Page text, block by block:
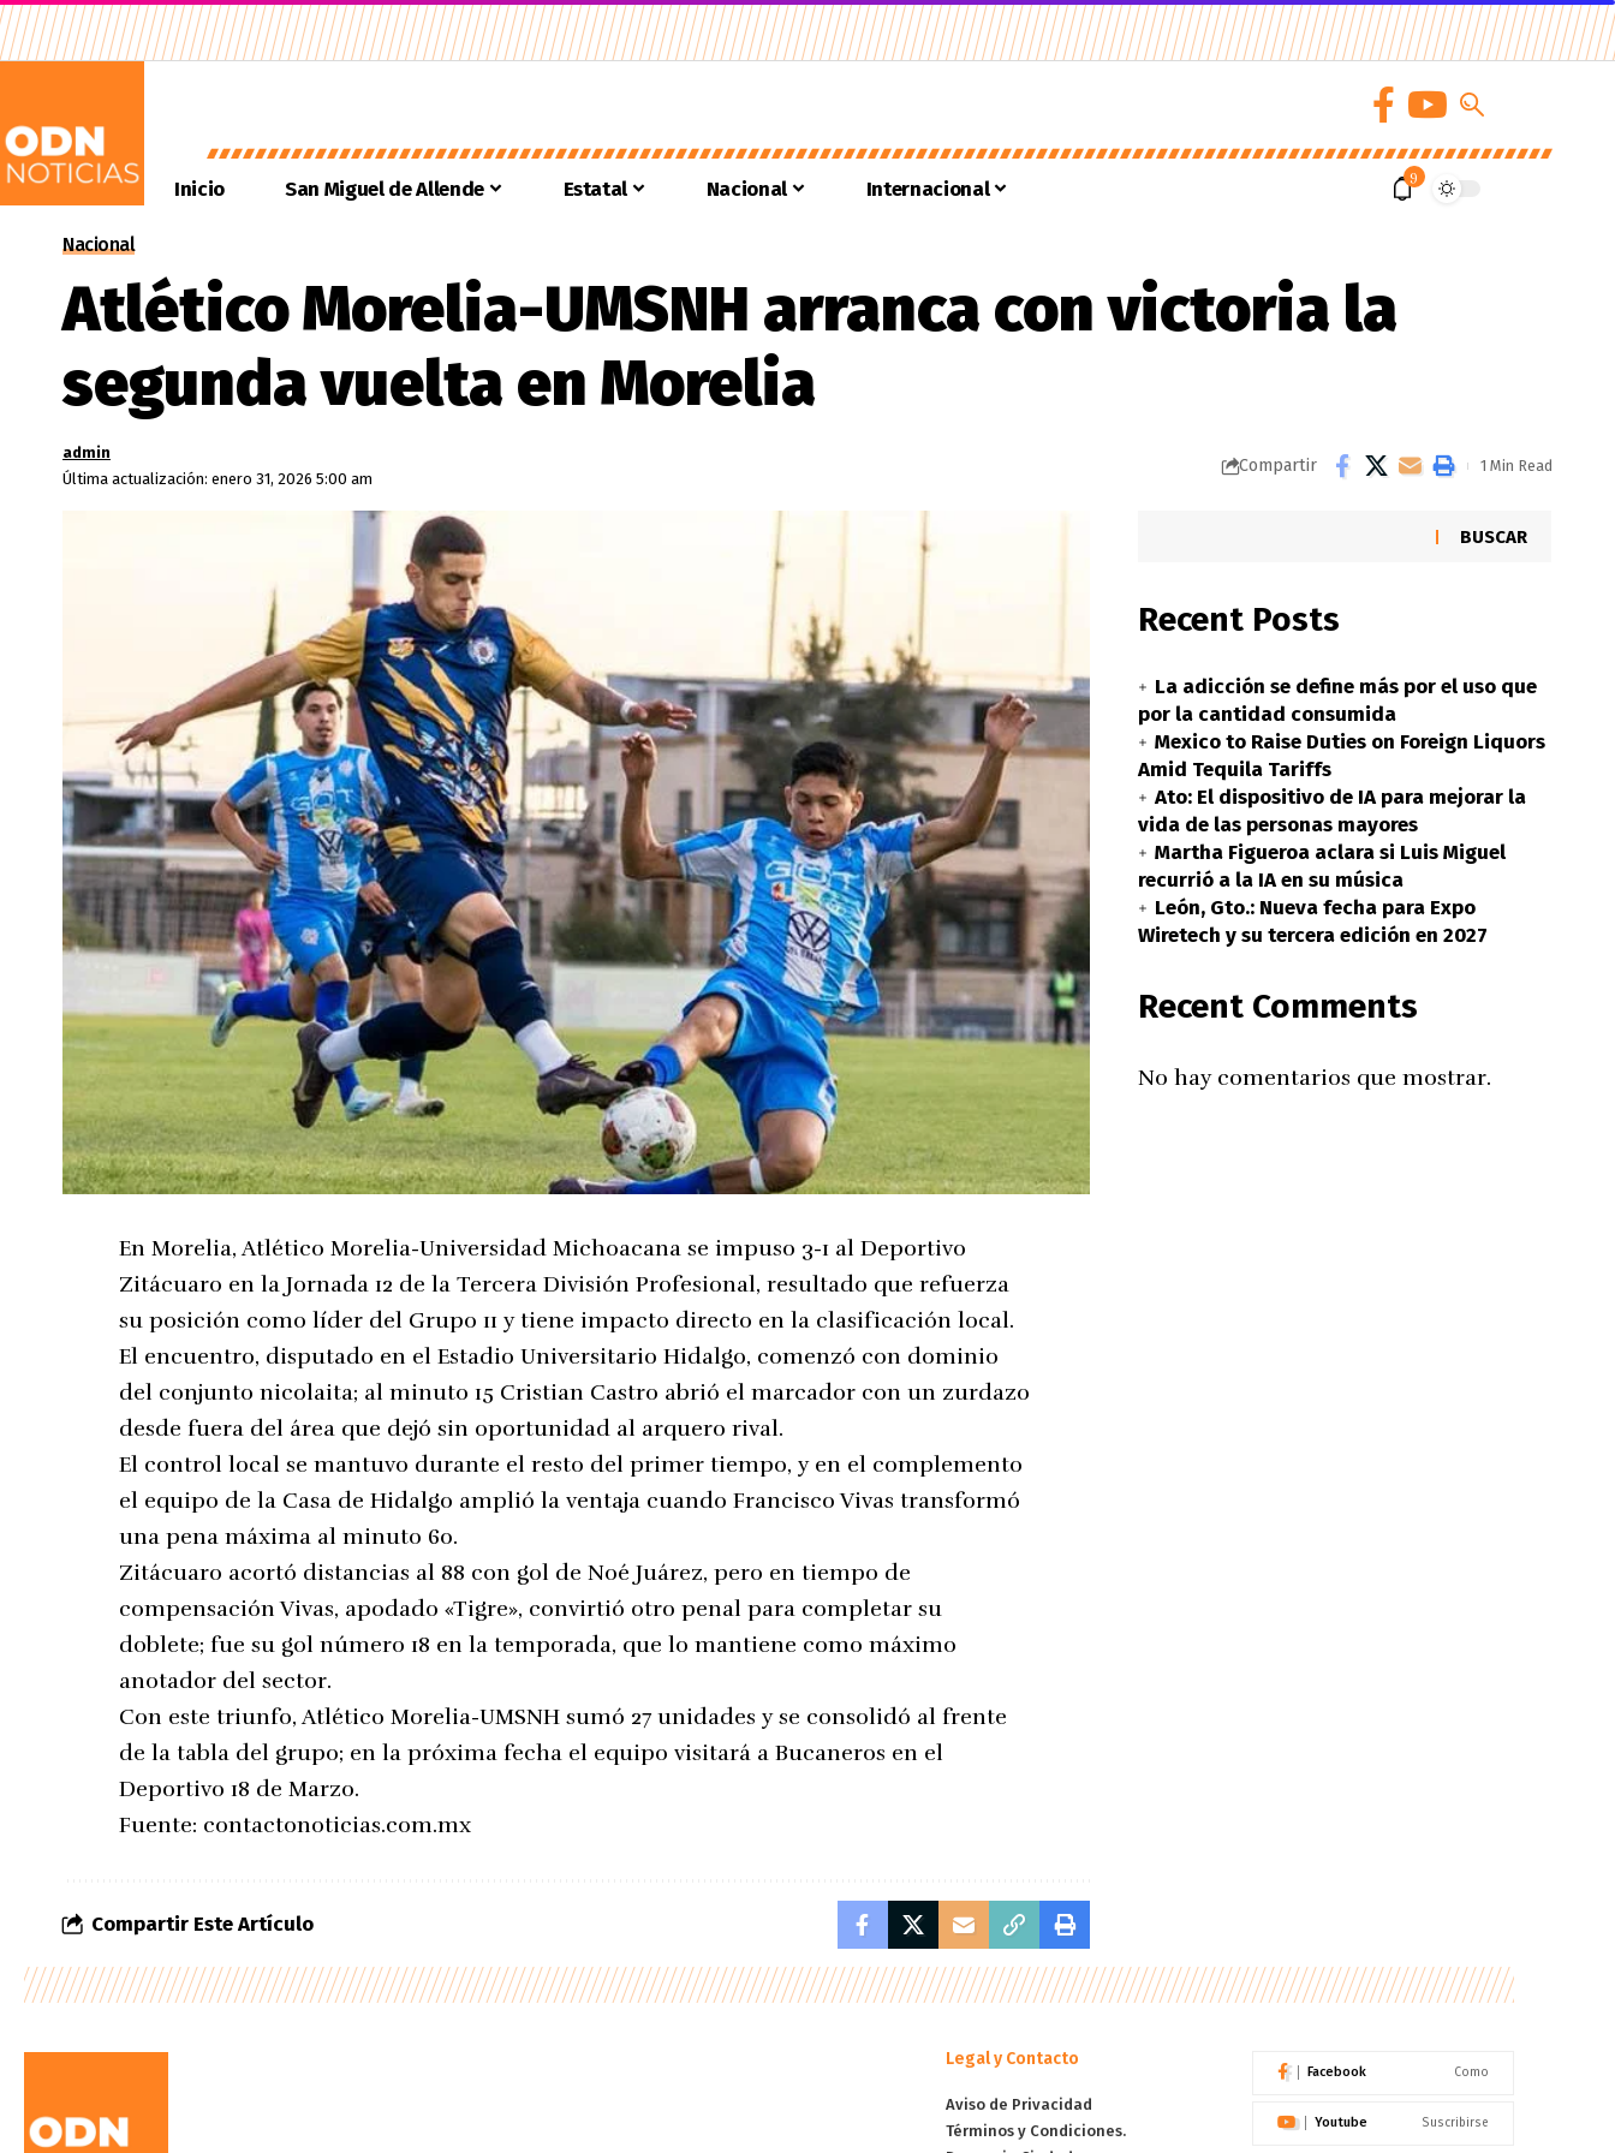
Inicio San Miguel de Allende Estatal Nacional Internacional 9
Nacional
Atlético Morelia-UMSNH arranca con victoria la
segunda vuelta en Morelia
Última actualización: enero 31, 2026 5:00 am
admin
Compartir 1 Min Read
En Morelia, Atlético Morelia-Universidad Michoacana se impuso 3-1 al Deportivo
Zitácuaro en la Jornada 12 de la Tercera División Profesional, resultado que refuerza
su posición como líder del Grupo 11 y tiene impacto directo en la clasificación local.
El encuentro, disputado en el Estadio Universitario Hidalgo, comenzó con dominio
del conjunto nicolaita; al minuto 15 Cristian Castro abrió el marcador con un zurdazo
desde fuera del área que dejó sin oportunidad al arquero rival.
El control local se mantuvo durante el resto del primer tiempo, y en el complemento
el equipo de la Casa de Hidalgo amplió la ventaja cuando Francisco Vivas transformó
una pena máxima al minuto 60.
Zitácuaro acortó distancias al 88 con gol de Noé Juárez, pero en tiempo de
compensación Vivas, apodado «Tigre», convirtió otro penal para completar su
doblete; fue su gol número 18 en la temporada, que lo mantiene como máximo
anotador del sector.
Con este triunfo, Atlético Morelia-UMSNH sumó 27 unidades y se consolidó al frente
de la tabla del grupo; en la próxima fecha el equipo visitará a Bucaneros en el
Deportivo 18 de Marzo.
Fuente: contactonoticias.com.mx
Compartir Este Artículo
BUSCAR
Recent Posts
La adicción se define más por el uso que
por la cantidad consumida
Mexico to Raise Duties on Foreign Liquors
Amid Tequila Tariffs
Ato: El dispositivo de IA para mejorar la
vida de las personas mayores
Martha Figueroa aclara si Luis Miguel
recurrió a la IA en su música
León, Gto.: Nueva fecha para Expo
Wiretech y su tercera edición en 2027
Recent Comments
No hay comentarios que mostrar.
Legal y Contacto
Aviso de Privacidad
Términos y Condiciones.
Facebook Como
Youtube Suscribirse